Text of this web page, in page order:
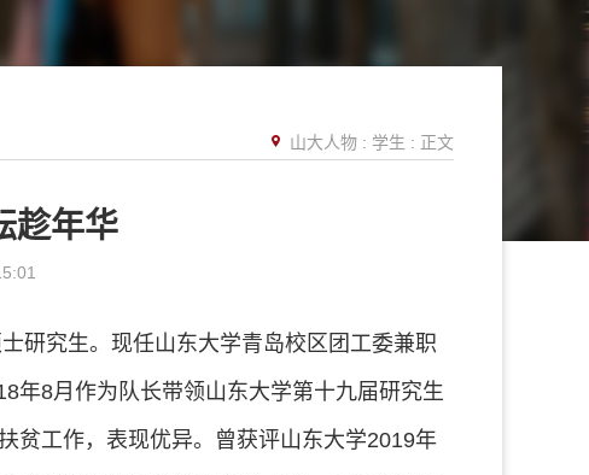
山大人物 : 学生 : 正文
趁年华
研究生。现任山东大学青岛校区团工委兼职
年8月作为队长带领山东大学第十九届研究生
贫工作，表现优异。曾获评山东大学2019年